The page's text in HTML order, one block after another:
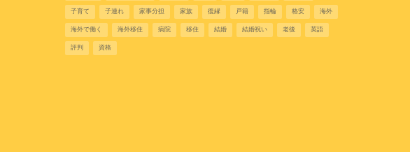
子育て 子連れ 家事分担 家族 復縁 戸籍 指輪 格安 海外
海外で働く 海外移住 病院 移住 結婚 結婚祝い 老後 英語
評判 資格